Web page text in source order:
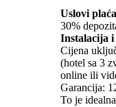
Uslovi
30%
Instalacija
Cijena
(hotel sa 3
online ili
Garancija:
To je